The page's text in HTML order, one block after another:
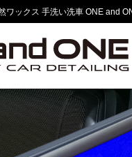
ワックス 手洗い洗車 ONE and